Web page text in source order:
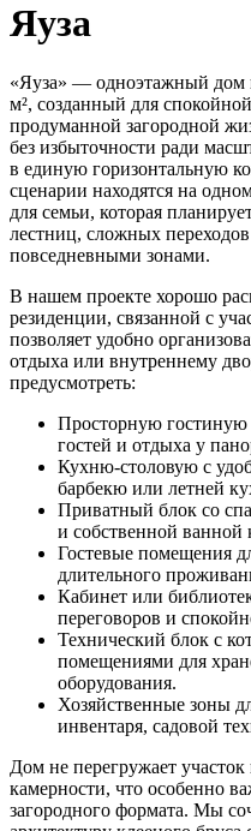
Яуза
«Яуза» — одноэтажный дом
м², созданный для
продуманной загородной
без избыточности ради
в единую горизонтальную
сценарии находятся на
для семьи, которая
лестниц, сложных
повседневными зонами.
В нашем проекте хорошо
резиденции, связанной с
позволяет удобно
отдыха или внутреннему
предусмотреть:
Просторную гостиную
гостей и отдыха у
Кухню-столовую с
барбекю или летней
Приватный блок со
и собственной ванной
Гостевые помещения
длительного
Кабинет или
переговоров и
Технический блок с
помещениями для
оборудования.
Хозяйственные зоны
инвентаря, садовой
Дом не перегружает
камерности, что особенно
загородного формата. Мы